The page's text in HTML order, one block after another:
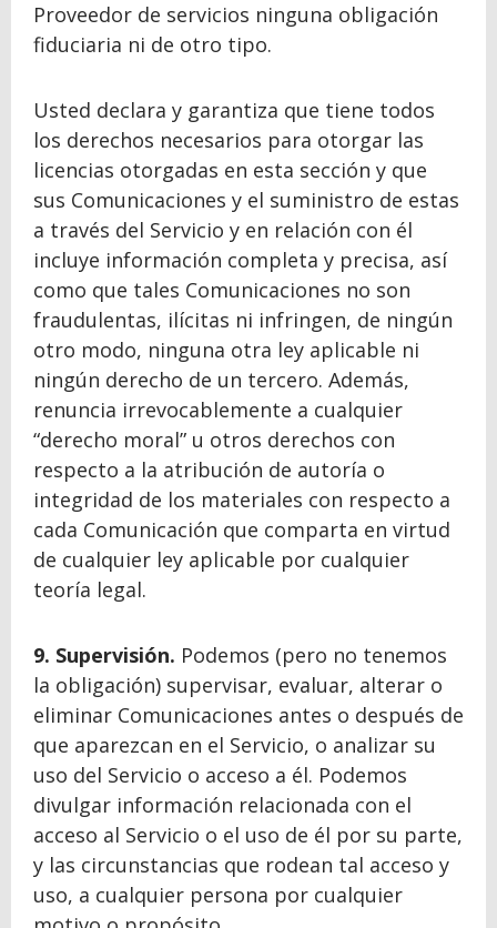
Proveedor de servicios ninguna obligación
fiduciaria ni de otro tipo.
Usted declara y garantiza que tiene todos
los derechos necesarios para otorgar las
licencias otorgadas en esta sección y que
sus Comunicaciones y el suministro de estas
a través del Servicio y en relación con él
incluye información completa y precisa, así
como que tales Comunicaciones no son
fraudulentas, ilícitas ni infringen, de ningún
otro modo, ninguna otra ley aplicable ni
ningún derecho de un tercero. Además,
renuncia irrevocablemente a cualquier
“derecho moral” u otros derechos con
respecto a la atribución de autoría o
integridad de los materiales con respecto a
cada Comunicación que comparta en virtud
de cualquier ley aplicable por cualquier
teoría legal.
9. Supervisión. Podemos (pero no tenemos
la obligación) supervisar, evaluar, alterar o
eliminar Comunicaciones antes o después de
que aparezcan en el Servicio, o analizar su
uso del Servicio o acceso a él. Podemos
divulgar información relacionada con el
acceso al Servicio o el uso de él por su parte,
y las circunstancias que rodean tal acceso y
uso, a cualquier persona por cualquier